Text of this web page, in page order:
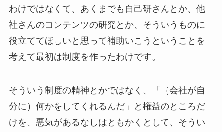
わけではなくて、あくまでも自己研さんとか、他
社さんのコンテンツの研究とか、そういうものに
役立ててほしいと思って補助いこうということを
考えて最初は制度を作ったわけです。
そういう制度の精神とかではなく、「（会社が自
分に）何かをしてくれるんだ」と権益のところだ
けを、悪気があるなしはともかくとして、そうい